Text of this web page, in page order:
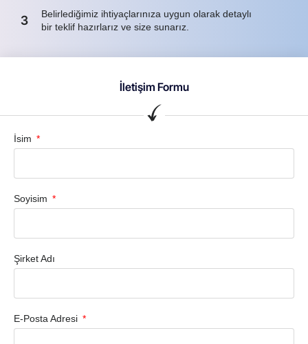
3
Belirlediğimiz ihtiyaçlarınıza uygun olarak detaylı
bir teklif hazırlarız ve size sunarız.
İletişim Formu
İsim
Soyisim
Şirket Adı
E-Posta Adresi